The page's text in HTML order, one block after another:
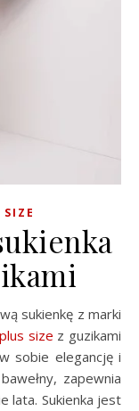
plus size z guzikami
sobie elegancję i
zapewnia
lata. Sukienka jest